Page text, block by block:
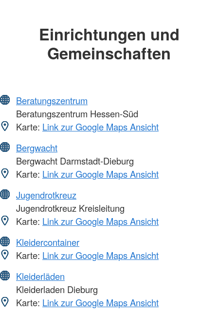
Einrichtungen und
Gemeinschaften
Beratungszentrum
Beratungszentrum Hessen-Süd
Karte: Link zur Google Maps Ansicht
Bergwacht
Bergwacht Darmstadt-Dieburg
Karte: Link zur Google Maps Ansicht
Jugendrotkreuz
Jugendrotkreuz Kreisleitung
Karte: Link zur Google Maps Ansicht
Kleidercontainer
Karte: Link zur Google Maps Ansicht
Kleiderläden
Kleiderladen Dieburg
Karte: Link zur Google Maps Ansicht